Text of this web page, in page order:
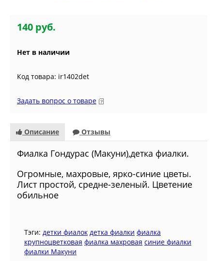
140 руб.
Нет в наличии
Код товара: ir1402det
Задать вопрос о товаре
Описание Отзывы
Фиалка Гондурас (Макуни),детка фиалки.
Огромные, махровые, ярко-синие цветы.
Лист простой, средне-зеленый. Цветение
обильное
Тэги: детки фиалок детка фиалки фиалка
крупноцветковая фиалка махровая синие фиалки
фиалки Макуни